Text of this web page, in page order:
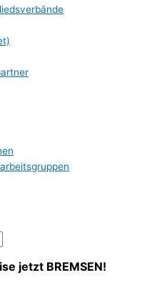
jetzt BREMSEN!